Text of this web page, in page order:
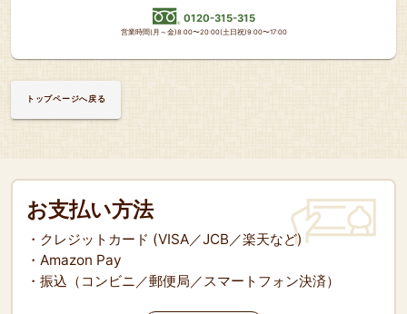
0120-315-315
営業時間(月～金)8:00〜20:00(土日祝)9:00〜17:00
トップページへ戻る
お支払い方法
・クレジットカード (VISA／JCB／楽天など)
・Amazon Pay
・振込（コンビニ／郵便局／スマートフォン決済）